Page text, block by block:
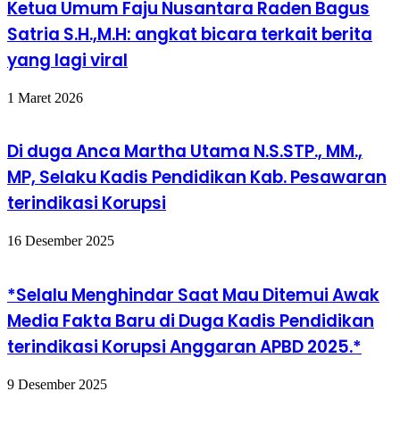
Ketua Umum Faju Nusantara Raden Bagus
Satria S.H.,M.H: angkat bicara terkait berita
yang lagi viral
1 Maret 2026
Di duga Anca Martha Utama N.S.STP., MM.,
MP, Selaku Kadis Pendidikan Kab. Pesawaran
terindikasi Korupsi
16 Desember 2025
*Selalu Menghindar Saat Mau Ditemui Awak
Media Fakta Baru di Duga Kadis Pendidikan
terindikasi Korupsi Anggaran APBD 2025.*
9 Desember 2025